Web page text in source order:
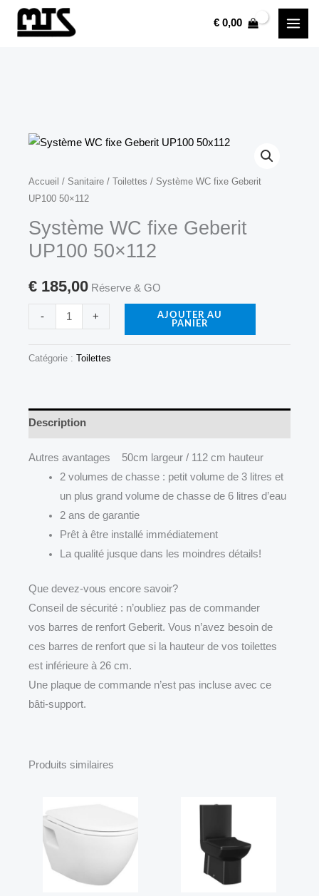
Aller
€0,00
Accueil / Sanitaire / Toilettes / Système WC fixe Geberit
UP100 50×112
Système WC fixe Geberit
UP100 50×112
€ 185,00 Réserve & GO
-
quantité
de
Système
WC
fixe
50x112
+
AJOUTER AU
PANIER
Catégorie : Toilettes
Description
Autres avantages 50cm largeur / 112 cm hauteur
2 volumes de chasse : petit volume de 3 litres et
un plus grand volume de chasse de 6 litres d’eau
2 ans de garantie
Prêt à être installé immédiatement
La qualité jusque dans les moindres détails!
Que devez-vous encore savoir?
Conseil de sécurité : n’oubliez pas de commander
vos barres de renfort Geberit. Vous n’avez besoin de
ces barres de renfort que si la hauteur de vos toilettes
est inférieure à 26 cm.
Une plaque de commande n’est pas incluse avec ce
bâti-support.
Produits similaires
WC